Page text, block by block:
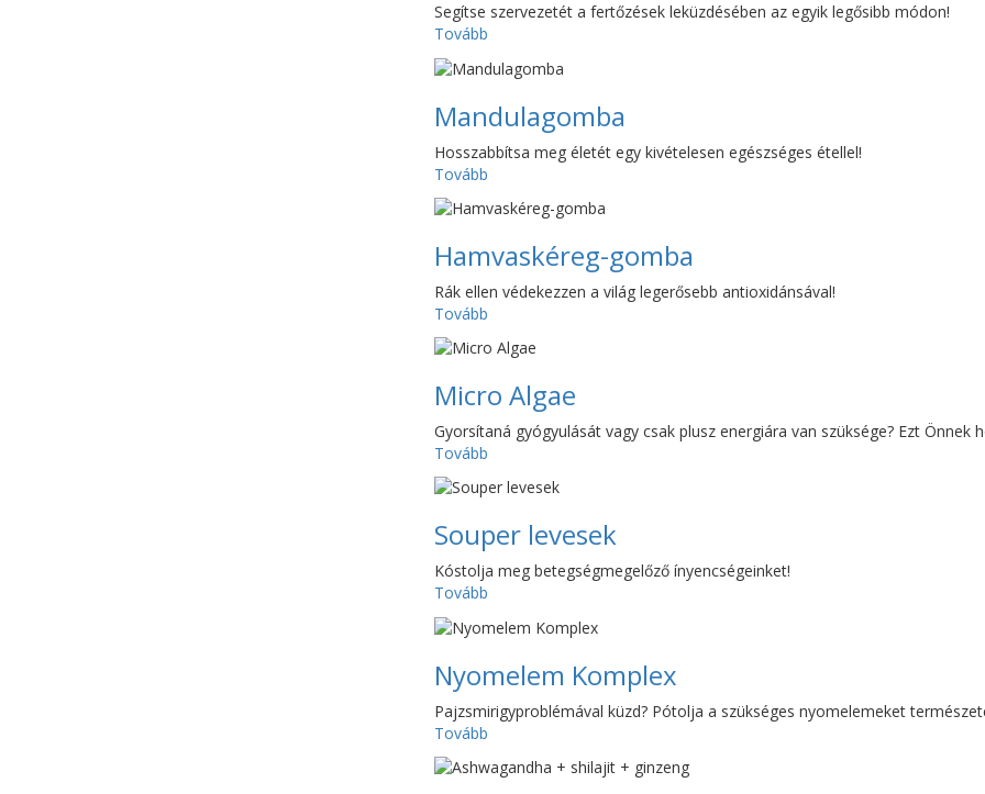
Segítse szervezetét a fertőzések leküzdésében az egyik legősibb módon!
Tovább
Mandulagomba
Hosszabbítsa meg életét egy kivételesen egészséges étellel!
Tovább
Hamvaskéreg-gomba
Rák ellen védekezzen a világ legerősebb antioxidánsával!
Tovább
Micro Algae
Gyorsítaná gyógyulását vagy csak plusz energiára van szüksége? Ezt Önnek
Tovább
Souper levesek
Kóstolja meg betegségmegelőző ínyencségeinket!
Tovább
Nyomelem Komplex
Pajzsmirigyproblémával küzd? Pótolja a szükséges nyomelemeket
Tovább